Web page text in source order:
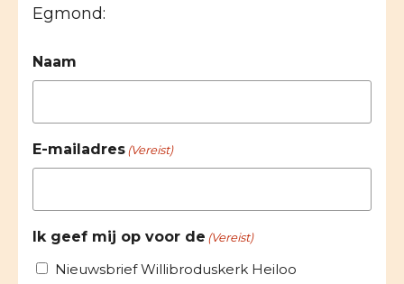
Egmond:
Naam
E-mailadres (Vereist)
Ik geef mij op voor de (Vereist)
Nieuwsbrief Willibroduskerk Heiloo